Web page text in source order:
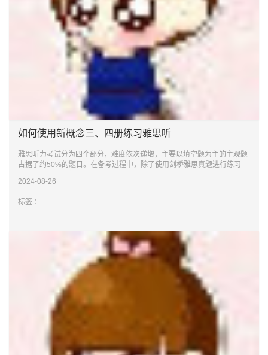
雅思听力考试分为四个部分，难度依次递增，主要以填空题为主的主观题
占据了约50%的题目。在备考过程中，除了使用剑桥雅思真题进行练习
2024-08-26
标签 ：